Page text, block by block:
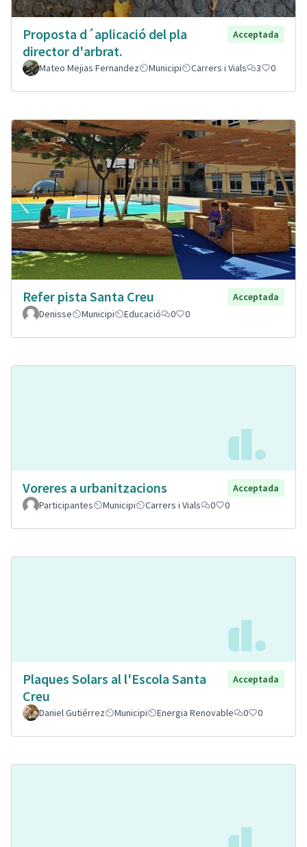
Proposta d´aplicació del pla
director d'arbrat.
Acceptada
Mateo Mejias Fernandez Municipi Carrers i Vials 3 0
Refer pista Santa Creu
Acceptada
Denisse
Municipi Educació 0 0
Voreres a urbanitzacions
Acceptada
Participantes
Municipi Carrers i Vials 0 0
Plaques Solars al l'Escola Santa
Creu
Acceptada
Daniel Gutiérrez Municipi Energia Renovable 0 0